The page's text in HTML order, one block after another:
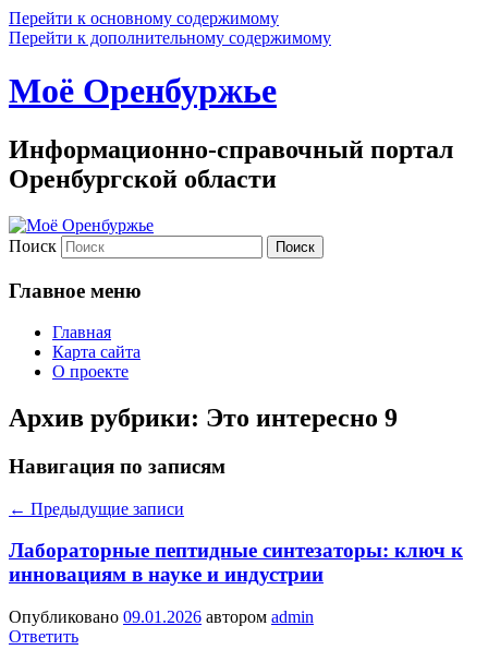
Перейти к основному содержимому
Перейти к дополнительному содержимому
Моё Оренбуржье
Информационно-справочный портал
Оренбургской области
Поиск
Главное меню
Главная
Карта сайта
О проекте
Архив рубрики: Это интересно 9
Навигация по записям
← Предыдущие записи
Лабораторные пептидные синтезаторы: ключ к
инновациям в науке и индустрии
Опубликовано 09.01.2026 автором admin
Ответить